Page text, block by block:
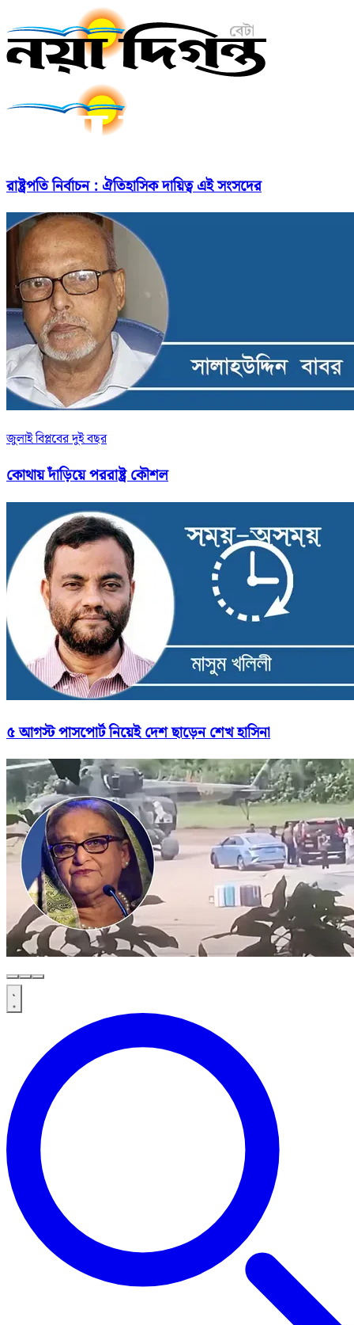
রাষ্ট্রপতি নির্বাচন : ঐতিহাসিক দায়িত্ব এই সংসদের
জুলাই বিপ্লবের দুই বছর
কোথায় দাঁড়িয়ে পররাষ্ট্র কৌশল
৫ আগস্ট পাসপোর্ট নিয়েই দেশ ছাড়েন শেখ হাসিনা